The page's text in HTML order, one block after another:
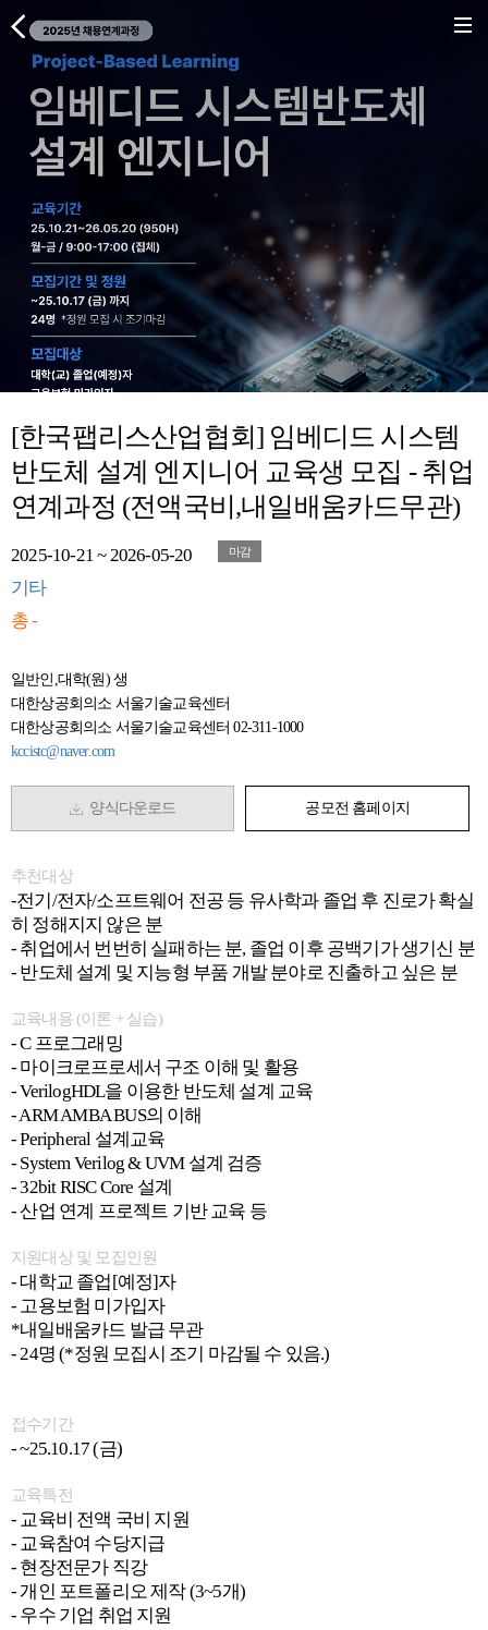
[한국팹리스산업협회] 임베디드 시스템
반도체 설계 엔지니어 교육생 모집 - 취업
연계과정 (전액국비,내일배움카드무관)
2025-10-21 ~ 2026-05-20 마감
기타
총 -
일반인,대학(원) 생
대한상공회의소 서울기술교육센터
대한상공회의소 서울기술교육센터 02-311-1000
kccistc@naver.com
양식다운로드 공모전 홈페이지
추천대상
-전기/전자/소프트웨어 전공 등 유사학과 졸업 후 진로가 확실
히 정해지지 않은 분
- 취업에서 번번히 실패하는 분, 졸업 이후 공백기가 생기신 분
- 반도체 설계 및 지능형 부품 개발 분야로 진출하고 싶은 분
교육내용 (이론 + 실습)
- C 프로그래밍
- 마이크로프로세서 구조 이해 및 활용
- VerilogHDL을 이용한 반도체 설계 교육
- ARM AMBA BUS의 이해
- Peripheral 설계교육
- System Verilog & UVM 설계 검증
- 32bit RISC Core 설계
- 산업 연계 프로젝트 기반 교육 등
지원대상 및 모집인원
- 대학교 졸업[예정]자
- 고용보험 미가입자
*내일배움카드 발급 무관
- 24명 (*정원 모집시 조기 마감될 수 있음.)
접수기간
- ~25.10.17 (금)
교육특전
- 교육비 전액 국비 지원
- 교육참여 수당지급
- 현장전문가 직강
- 개인 포트폴리오 제작 (3~5개)
- 우수 기업 취업 지원